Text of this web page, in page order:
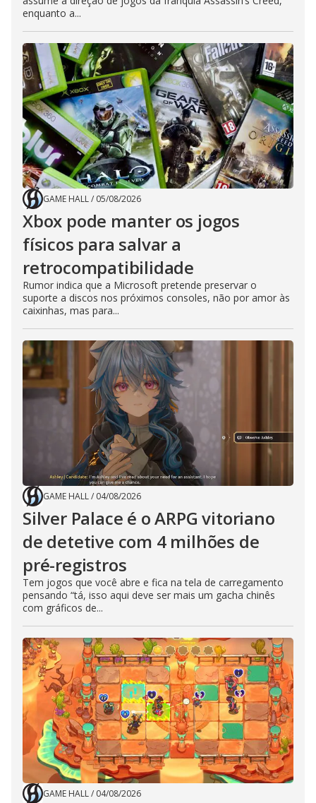
enquanto a...
GAME HALL/ 05/08/2026
Xbox pode manter os jogos
físicos para salvar a
retrocompatibilidade
Rumor indica que a Microsoft pretende preservar o
suporte a discos nos próximos consoles, não por amor às
caixinhas, mas para...
GAME HALL/ 04/08/2026
Silver Palace é o ARPG vitoriano
de detetive com 4 milhões de
pré-registros
Tem jogos que você abre e fica na tela de carregamento
pensando “tá, isso aqui deve ser mais um gacha chinês
com gráficos de...
GAME HALL/ 04/08/2026